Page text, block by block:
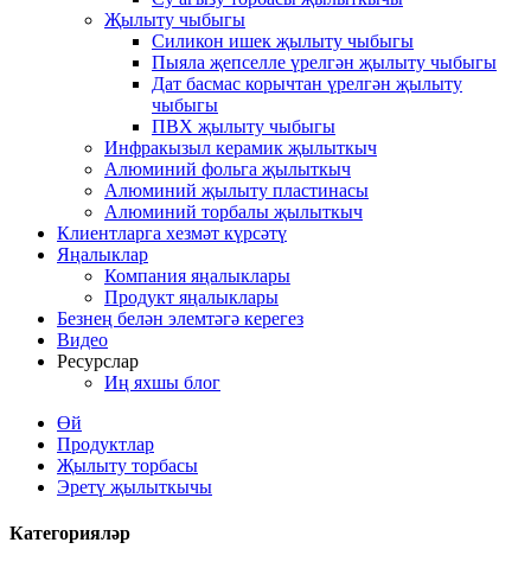
Җылыту чыбыгы
Силикон ишек җылыту чыбыгы
Пыяла җепселле үрелгән җылыту чыбыгы
Дат басмас корычтан үрелгән җылыту
чыбыгы
ПВХ җылыту чыбыгы
Инфракызыл керамик җылыткыч
Алюминий фольга җылыткыч
Алюминий җылыту пластинасы
Алюминий торбалы җылыткыч
Клиентларга хезмәт күрсәтү
Яңалыклар
Компания яңалыклары
Продукт яңалыклары
Безнең белән элемтәгә керегез
Видео
Ресурслар
Иң яхшы блог
Өй
Продуктлар
Җылыту торбасы
Эретү җылыткычы
Категорияләр